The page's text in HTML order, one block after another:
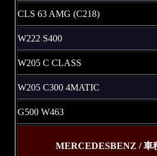
CLS 63 AMG (C218)
W222 S400
W205 C CLASS
W205 C300 4MATIC
G500 W463
MERCEDESBENZ / 車